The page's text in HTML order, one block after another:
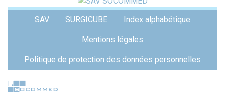
SAV SURGICUBE Index alphabétique
Mentions légales
Politique de protection des données personnelles